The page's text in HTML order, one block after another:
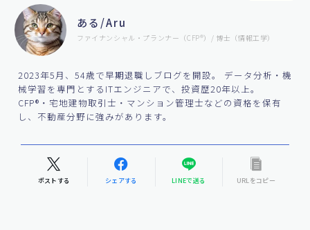
ある/Aru
ファイナンシャル・プランナー（CFP®）/ 博士（情報工学）
2023年5月、54歳で早期退職しブログを開設。 データ分析・機
械学習を専門とするITエンジニアで、投資歴20年以上。
CFP®・宅地建物取引士・マンション管理士などの資格を保有
し、不動産分野に強みがあります。
ポストする シェアする LINEで送る URLをコピー